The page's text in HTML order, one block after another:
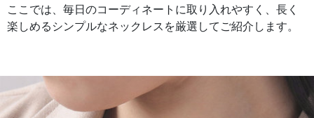
ここでは、毎日のコーディネートに取り入れやすく、長く
楽しめるシンプルなネックレスを厳選してご紹介します。